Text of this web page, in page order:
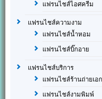
แฟรนไชส์ไอศครีม
แฟรนไชส์ความงาม
แฟรนไชส์น้ำหอม
แฟรนไชส์บิ๊กอาย
แฟรนไชส์บริการ
แฟรนไชส์ร้านถ่ายเอ
แฟรนไชส์งามพิมพ์